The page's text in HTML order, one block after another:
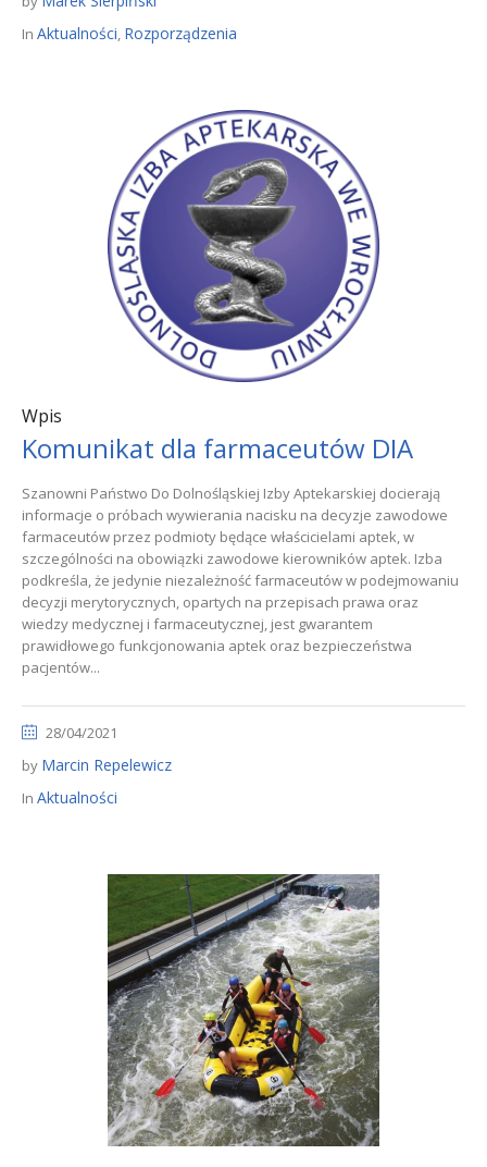
In Aktualności, Rozporządzenia
Wpis
Komunikat dla farmaceutów DIA
Szanowni Państwo Do Dolnośląskiej Izby Aptekarskiej docierają
informacje o próbach wywierania nacisku na decyzje zawodowe
farmaceutów przez podmioty będące właścicielami aptek, w
szczególności na obowiązki zawodowe kierowników aptek. Izba
podkreśla, że jedynie niezależność farmaceutów w podejmowaniu
decyzji merytorycznych, opartych na przepisach prawa oraz
wiedzy medycznej i farmaceutycznej, jest gwarantem
prawidłowego funkcjonowania aptek oraz bezpieczeństwa
pacjentów...
28/04/2021
by Marcin Repelewicz
In Aktualności